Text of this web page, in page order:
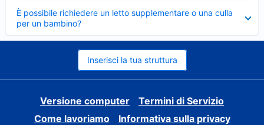
È possibile richiedere un letto supplementare o una culla
per un bambino?
Elemento
chiuso
Inserisci la tua struttura
Versione computer
Termini di Servizio
Come lavoriamo
Informativa sulla privacy